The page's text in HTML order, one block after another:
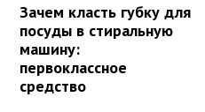
Зачем класть губку для
посуды в стиральную
машину:
первоклассное
средство